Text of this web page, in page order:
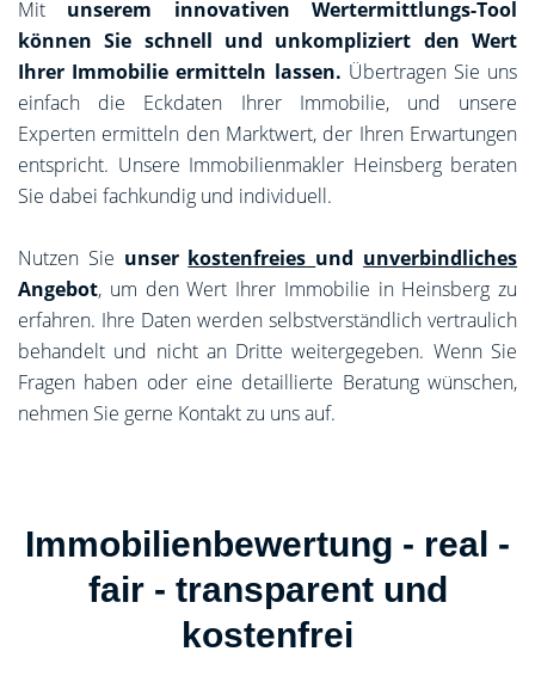
Mit unserem innovativen Wertermittlungs-Tool
können Sie schnell und unkompliziert den Wert
Ihrer Immobilie ermitteln lassen. Übertragen Sie uns
einfach die Eckdaten Ihrer Immobilie, und unsere
Experten ermitteln den Marktwert, der Ihren Erwartungen
entspricht. Unsere Immobilienmakler Heinsberg beraten
Sie dabei fachkundig und individuell.
Nutzen Sie unser kostenfreies und unverbindliches
Angebot, um den Wert Ihrer Immobilie in Heinsberg zu
erfahren. Ihre Daten werden selbstverständlich vertraulich
behandelt und nicht an Dritte weitergegeben. Wenn Sie
Fragen haben oder eine detaillierte Beratung wünschen,
nehmen Sie gerne Kontakt zu uns auf.
Immobilienbewertung - real -
fair - transparent und
kostenfrei